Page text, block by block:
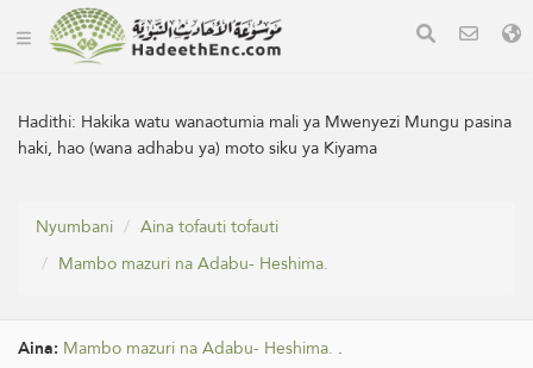
Hadithi: Hakika watu wanaotumia mali ya Mwenyezi Mungu pasina
haki, hao (wana adhabu ya) moto siku ya Kiyama
Nyumbani
Aina tofauti tofauti
Mambo mazuri na Adabu- Heshima.
Aina: Mambo mazuri na Adabu- Heshima. .